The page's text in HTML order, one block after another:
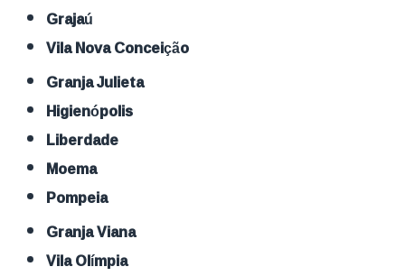
Grajaú
Vila Nova Conceição
Granja Julieta
Higienópolis
Liberdade
Moema
Pompeia
Granja Viana
Vila Olímpia